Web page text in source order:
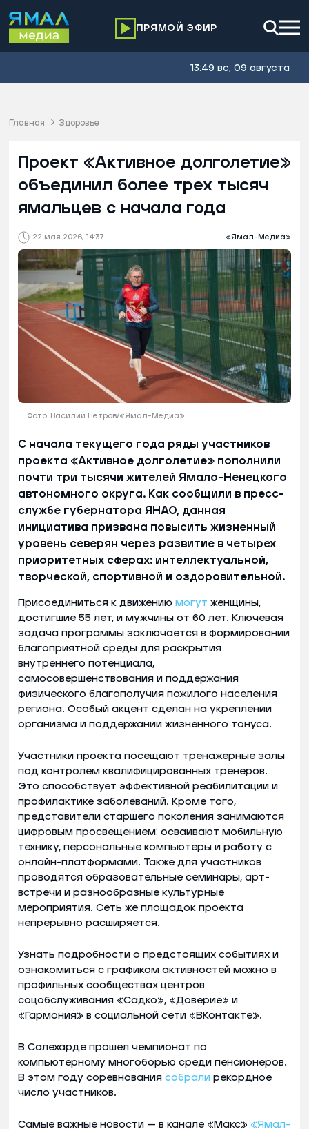
ПРЯМОЙ ЭФИР
13:49 вс, 09 августа
Главная Здоровье
22 мая 2026, 14:37 «Ямал-Медиа»
Проект «Активное долголетие»
объединил более трех тысяч
ямальцев с начала года
Фото: Василий Петров/«Ямал-Медиа»
С начала текущего года ряды участников
проекта «Активное долголетие» пополнили
почти три тысячи жителей Ямало-Ненецкого
автономного округа. Как сообщили в пресс-
службе губернатора ЯНАО, данная
инициатива призвана повысить жизненный
уровень северян через развитие в четырех
приоритетных сферах: интеллектуальной,
творческой, спортивной и оздоровительной.
Присоединиться к движению могут женщины,
достигшие 55 лет, и мужчины от 60 лет. Ключевая
задача программы заключается в формировании
благоприятной среды для раскрытия
внутреннего потенциала,
самосовершенствования и поддержания
физического благополучия пожилого населения
региона. Особый акцент сделан на укреплении
организма и поддержании жизненного тонуса.
Участники проекта посещают тренажерные залы
под контролем квалифицированных тренеров.
Это способствует эффективной реабилитации и
профилактике заболеваний. Кроме того,
представители старшего поколения занимаются
цифровым просвещением: осваивают мобильную
технику, персональные компьютеры и работу с
онлайн-платформами. Также для участников
проводятся образовательные семинары, арт-
встречи и разнообразные культурные
мероприятия. Сеть же площадок проекта
непрерывно расширяется.
Узнать подробности о предстоящих событиях и
ознакомиться с графиком активностей можно в
профильных сообществах центров
соцобслуживания «Садко», «Доверие» и
«Гармония» в социальной сети «ВКонтакте».
В Салехарде прошел чемпионат по
компьютерному многоборью среди пенсионеров.
В этом году соревнования собрали рекордное
число участников.
Самые важные новости — в канале «Макс» «Ямал-